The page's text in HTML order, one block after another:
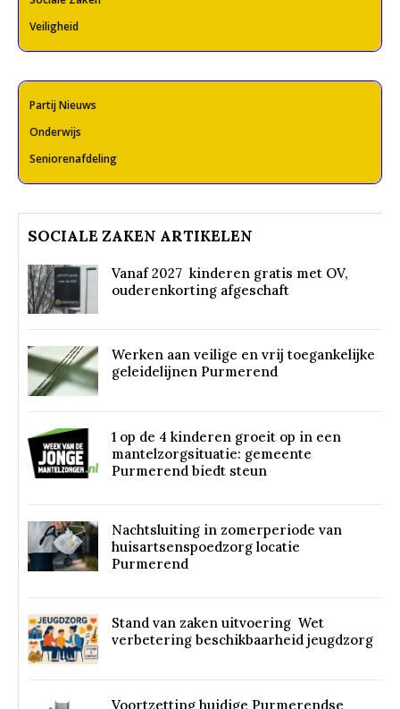
Veiligheid
Partij Nieuws
Onderwijs
Seniorenafdeling
SOCIALE ZAKEN ARTIKELEN
Vanaf 2027 kinderen gratis met OV,
ouderenkorting afgeschaft
Werken aan veilige en vrij toegankelijke
geleidelijnen Purmerend
1 op de 4 kinderen groeit op in een
mantelzorgsituatie: gemeente
Purmerend biedt steun
Nachtsluiting in zomerperiode van
huisartsenspoedzorg locatie
Purmerend
Stand van zaken uitvoering Wet
verbetering beschikbaarheid jeugdzorg
Voortzetting huidige Purmerendse